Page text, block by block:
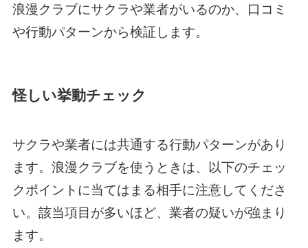
浪漫クラブにサクラや業者がいるのか、口コミ
や行動パターンから検証します。
怪しい挙動チェック
サクラや業者には共通する行動パターンがあり
ます。浪漫クラブを使うときは、以下のチェッ
クポイントに当てはまる相手に注意してくださ
い。該当項目が多いほど、業者の疑いが強まり
ます。